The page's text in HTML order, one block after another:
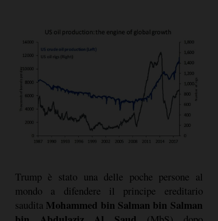
Trump è stato una delle poche persone al
mondo a difendere il principe ereditario
saudita Mohammed bin Salman bin Salman